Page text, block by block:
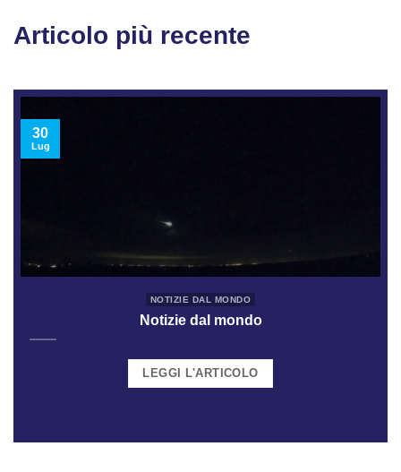
Articolo più recente
NOTIZIE DAL MONDO
Notizie dal mondo
LEGGI L'ARTICOLO
30
Lug